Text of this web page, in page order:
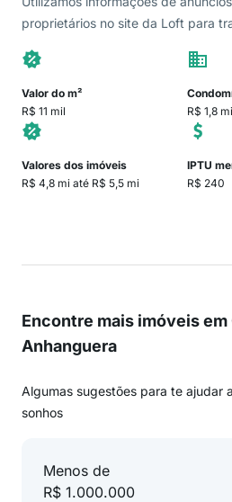
proprietários no site da Loft para
Valor do m²
R$ 11 mil
R$ 1,8
Valores dos imóveis
R$ 4,8 mi até R$ 5,5 mi
IPTU
R$ 240
Encontre mais imóveis em
Anhanguera
Algumas sugestões para te ajudar
sonhos
Menos de
R$ 1.000.000